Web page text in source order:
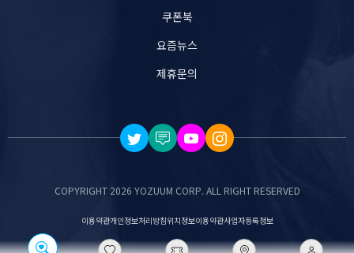
쿠폰북
요즘뉴스
제휴문의
COPYRIGHT 2026 YOZUUM CORP. ALL RIGHT RESERVED
이용약관개인정보처리방침위치정보이용약관사업자등록정보